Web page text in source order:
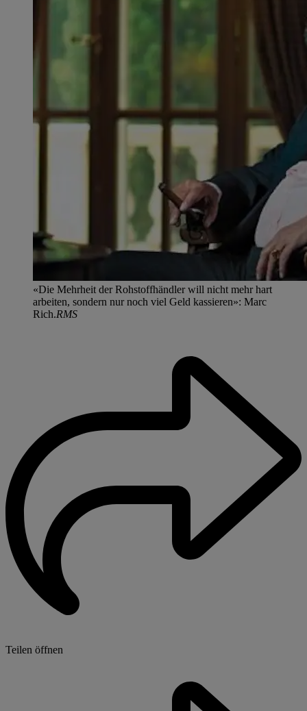
«Die Mehrheit der Rohstoffhändler will nicht mehr hart
arbeiten, sondern nur noch viel Geld kassieren»: Marc
Rich.RMS
Teilen öffnen